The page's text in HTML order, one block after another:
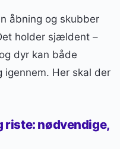
åbning og skubber
holder sjældent –
dyr kan både
Her skal der
riste: nødvendige,